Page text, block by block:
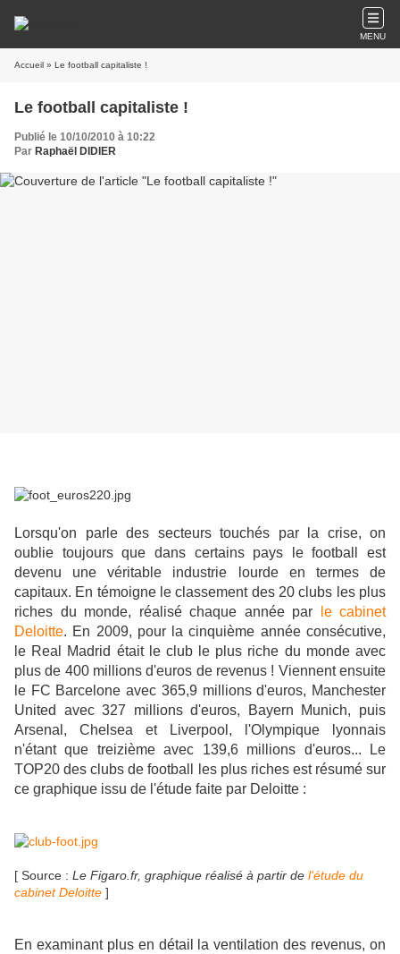
MENU
Accueil » Le football capitaliste !
Le football capitaliste !
Publié le 10/10/2010 à 10:22
Par Raphaël DIDIER
Lorsqu'on parle des secteurs touchés par la crise, on
oublie toujours que dans certains pays le football est
devenu une véritable industrie lourde en termes de
capitaux. En témoigne le classement des 20 clubs les plus
riches du monde, réalisé chaque année par
le cabinet
Deloitte. En 2009, pour la cinquième année consécutive,
le Real Madrid était le club le plus riche du monde avec
plus de 400 millions d'euros de revenus ! Viennent ensuite
le FC Barcelone avec 365,9 millions d'euros, Manchester
United avec 327 millions d'euros, Bayern Munich, puis
Arsenal, Chelsea et Liverpool, l'Olympique lyonnais
n'étant que treizième avec 139,6 millions d'euros... Le
TOP20 des clubs de football les plus riches est résumé sur
ce graphique issu de l'étude faite par Deloitte :
[ Source : Le Figaro.fr, graphique réalisé à partir de l'étude du
cabinet Deloitte ]
En examinant plus en détail la ventilation des revenus, on